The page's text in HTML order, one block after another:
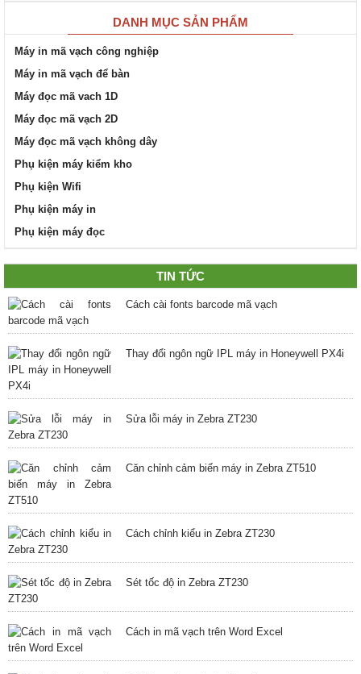
DANH MỤC SẢN PHẨM
Máy in mã vạch công nghiệp
Máy in mã vạch để bàn
Máy đọc mã vach 1D
Máy đọc mã vạch 2D
Máy đọc mã vạch không dây
Phụ kiện máy kiểm kho
Phụ kiện Wifi
Phụ kiện máy in
Phụ kiện máy đọc
TIN TỨC
Cách cài fonts barcode mã vạch
Thay đổi ngôn ngữ IPL máy in Honeywell PX4i
Sửa lỗi máy in Zebra ZT230
Căn chỉnh cảm biến máy in Zebra ZT510
Cách chỉnh kiểu in Zebra ZT230
Sét tốc độ in Zebra ZT230
Cách in mã vạch trên Word Excel